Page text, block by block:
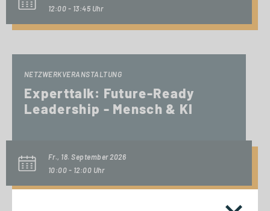
12:00 - 13:45 Uhr
NETZWERKVERANSTALTUNG
Experttalk: Future-Ready
Leadership - Mensch & KI
Fr., 18. September 2026
10:00 - 12:00 Uhr